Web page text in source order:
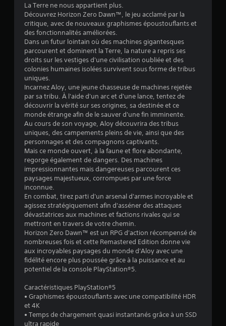
é
o
i
l
s
5
2
1
7
9
La Terre ne nous appartient plus.
Découvrez Horizon Zero Dawn™, le jeu acclamé par la
critique, avec de nouveaux graphismes époustouflants et
des fonctionnalités améliorées.
Dans un futur lointain où des machines gigantesques
parcourent et dominent la Terre, la nature a repris ses
droits sur les vestiges d'une civilisation oubliée et des
colonies humaines isolées survivent sous forme de tribus
uniques.
Incarnez Aloy, une jeune chasseuse de machines rejetée
par sa tribu. À l'aide d'un arc et d'une lance, tentez de
découvrir la vérité sur ses origines, sa destinée et ce
monde étrange afin de le sauver d'une fin imminente.
Au cours de son voyage, Aloy découvrira des tribus
uniques, des campements pleins de vie, ainsi que des
personnages et des compagnons captivants.
Mais ce monde ouvert, à la faune et flore abondante,
regorge également de dangers. Des machines
impressionnantes mais dangereuses parcourent ces
paysages majestueux, corrompues par une force
inconnue.
En combat, tirez parti d'un arsenal d'armes incroyable et
agissez stratégiquement afin d'asséner des attaques
dévastatrices aux machines et factions rivales qui se
mettront en travers de votre chemin.
Horizon Zero Dawn™ est un RPG d'action récompensé de
nombreuses fois et cette Remastered Edition donne vie
aux incroyables paysages du monde d'Aloy avec une
fidélité encore plus poussée grâce à la puissance et au
potentiel de la console PlayStation®5.
Caractéristiques PlayStation®5
• Graphismes époustouflants avec une compatibilité HDR
et 4K
• Temps de chargement quasi instantanés grâce à un SSD
ultra rapide